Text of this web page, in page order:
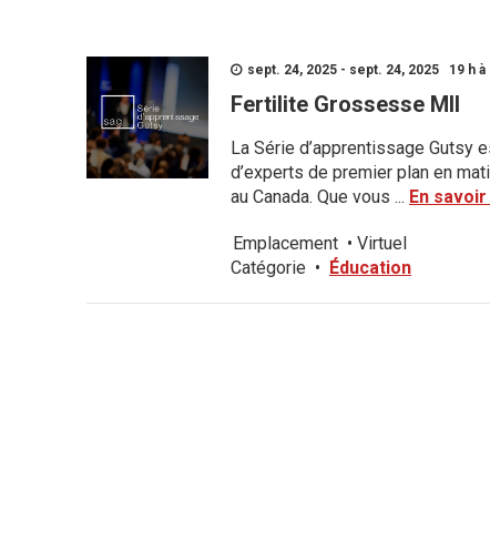
sept. 24, 2025 - sept. 24, 2025 19 h à
Fertilite Grossesse MII
La Série d’apprentissage Gutsy
d’experts de premier plan en
au Canada. Que vous ... En
Emplacement • Virtuel
Catégorie • Éducation